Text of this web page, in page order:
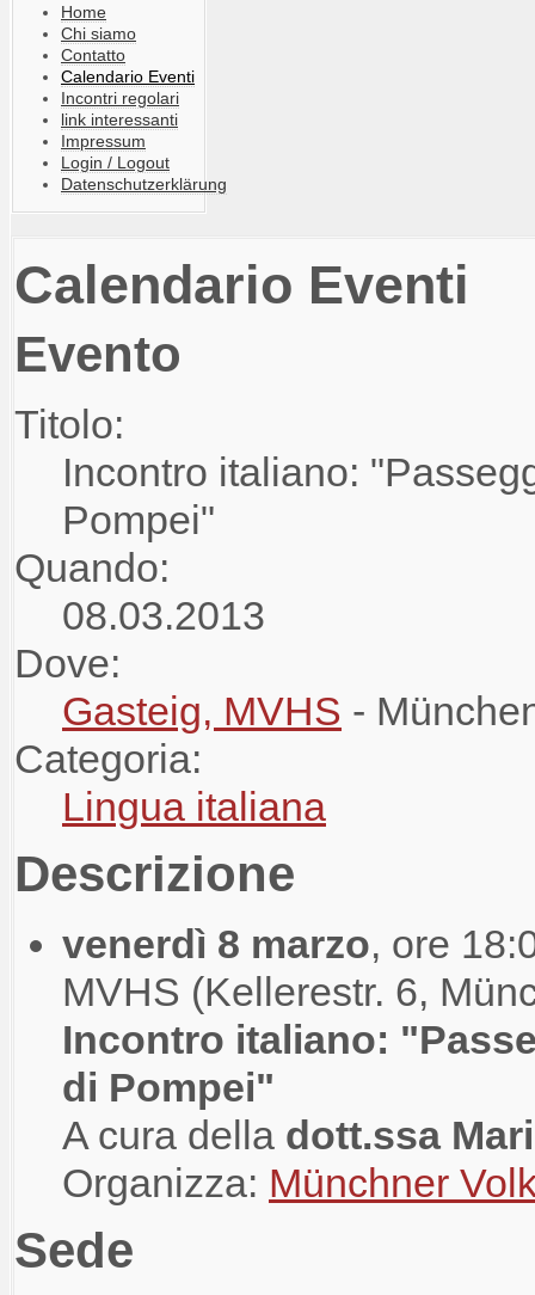
Home
Chi siamo
Contatto
Calendario Eventi
Incontri regolari
link interessanti
Impressum
Login / Logout
Datenschutzerklärung
Calendario Eventi
Evento
Titolo:
Incontro italiano:
Pompei"
Quando:
08.03.2013
Dove:
Gasteig, MVHS -
Categoria:
Lingua italiana
Descrizione
venerdì 8 marzo, ore
MVHS (Kellerestr. 6,
Incontro italiano:
di Pompei"
A cura della dott.ssa
Organizza: Münchner
Sede